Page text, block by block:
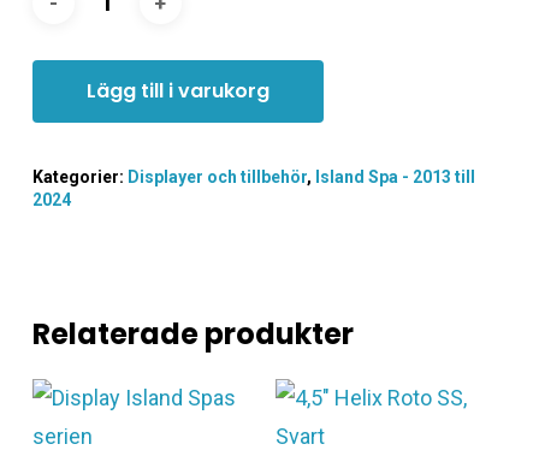
Lägg till i varukorg
Kategorier: Displayer och tillbehör, Island Spa - 2013 till
2024
Relaterade produkter